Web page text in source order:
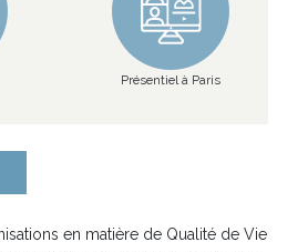
Présentiel à Paris
en matière de Qualité de Vie